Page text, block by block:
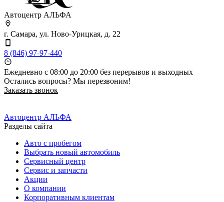
Автоцентр АЛЬФА
г. Самара, ул. Ново-Урицкая, д. 22
8 (846) 97-97-440
Ежедневно с 08:00 до 20:00 без перерывов и выходных
Остались вопросы? Мы перезвоним!
Заказать звонок
Автоцентр АЛЬФА
Разделы сайта
Авто с пробегом
Выбрать новый автомобиль
Сервисный центр
Сервис и запчасти
Акции
О компании
Корпоративным клиентам